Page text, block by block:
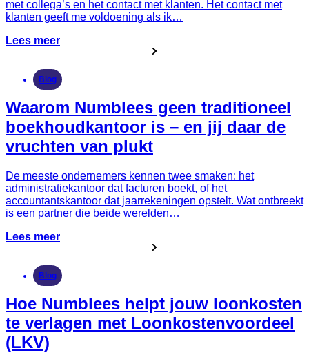
met collega’s en het contact met klanten. Het contact met
klanten geeft me voldoening als ik…
Lees meer
Blog
Waarom Numblees geen traditioneel
boekhoudkantoor is – en jij daar de
vruchten van plukt
De meeste ondernemers kennen twee smaken: het
administratiekantoor dat facturen boekt, of het
accountantskantoor dat jaarrekeningen opstelt. Wat ontbreekt
is een partner die beide werelden…
Lees meer
Blog
Hoe Numblees helpt jouw loonkosten
te verlagen met Loonkostenvoordeel
(LKV)